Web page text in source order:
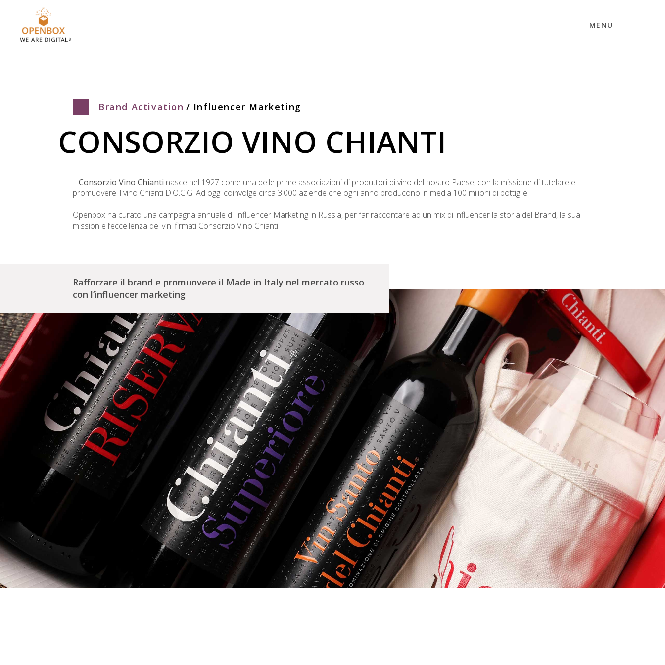
MENU
Brand Activation Influencer Marketing
CONSORZIO VINO CHIANTI
Il Consorzio Vino Chianti nasce nel 1927 come una delle prime associazioni di produttori di vino del nostro Paese, con la missione di tutelare e
promuovere il vino Chianti D.O.C.G. Ad oggi coinvolge circa 3.000 aziende che ogni anno producono in media 100 milioni di bottiglie.
Openbox ha curato una campagna annuale di Influencer Marketing in Russia, per far raccontare ad un mix di influencer la storia del Brand, la sua
mission e l’eccellenza dei vini firmati Consorzio Vino Chianti.
Rafforzare il brand e promuovere il Made in Italy nel mercato russo
con l’influencer marketing